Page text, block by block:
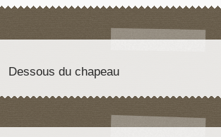
Dessous du chapeau